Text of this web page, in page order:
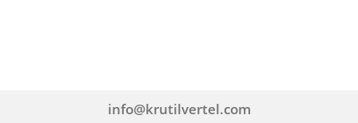
info@krutilvertel.com